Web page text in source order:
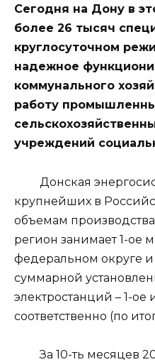
Сегодня на Дону в
более 26 тысяч
круглосуточном
надежное
коммунального
работу
учреждений
Донская
крупнейших в
объемам
регион занимает 1-ое
федеральном округе и
суммарной
электростанций – 1-ое
соответственно (по
За 10-ть месяцев